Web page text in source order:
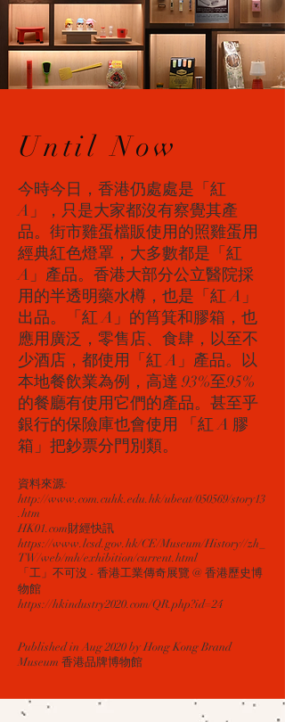
Until Now
今時今日，香港仍處處是「紅
A」，只是大家都沒有察覺其產
品。街市雞蛋檔販使用的照雞蛋用
經典紅色燈罩，大多數都是「紅
A」產品。香港大部分公立醫院採
用的半透明藥水樽，也是「紅 A」
出品。「紅 A」的筲箕和膠箱，也
應用廣泛，零售店、食肆，以至不
少酒店，都使用「紅 A」產品。以
本地餐飲業為例，高達 93%至95%
的餐廳有使用它們的產品。甚至乎
銀行的保險庫也會使用 「紅 A 膠
箱」把鈔票分門別類。
資料來源:
http://www.com.cuhk.edu.hk/ubeat/050569/story13
.htm
HK01.com財經快訊
https://www.lcsd.gov.hk/CE/Museum/History//zh_
TW/web/mh/exhibition/current.html
​「工」不可沒 - 香港工業傳奇展覽 @ 香港歷史博
物館
https://hkindustry2020.com/QR.php?id=24
Published in Aug 2020 by Hong Kong Brand
Museum 香港品牌博物館